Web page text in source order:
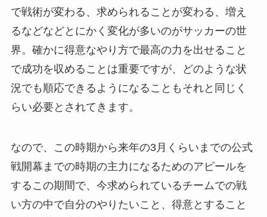
で戦術が変わる、求められることが変わる、増え
るなどなどとにかく変化が多いのがサッカーの世
界。確かに得意なやり方で最高の力を出せること
で成功を収めることは重要ですが、どのような状
況でも順応できるようになることもそれと同じく
らい必要とされてきます。
なので、この時期から来年の3月くらいまでの公式
戦開幕までの時期の主力になるためのアピールを
するこの期間で、今求められているチームでの戦
い方の中で自分のやりたいこと、得意とすること